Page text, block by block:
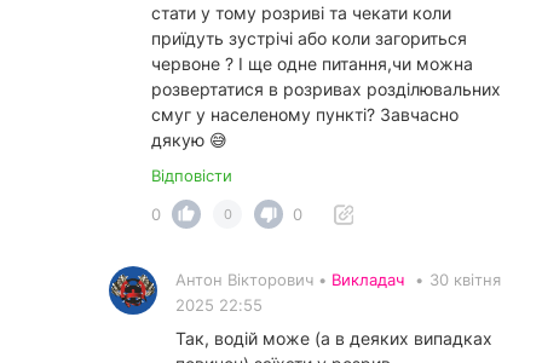
стати у тому розриві та чекати коли
приїдуть зустрічі або коли загориться
червоне ? І ще одне питання,чи можна
розвертатися в розривах розділювальних
смуг у населеному пункті? Завчасно
дякую 😅
Відповісти
0
0 0
Антон Вікторович • Викладач • 30 квітня
2025 22:55
Так, водій може (а в деяких випадках